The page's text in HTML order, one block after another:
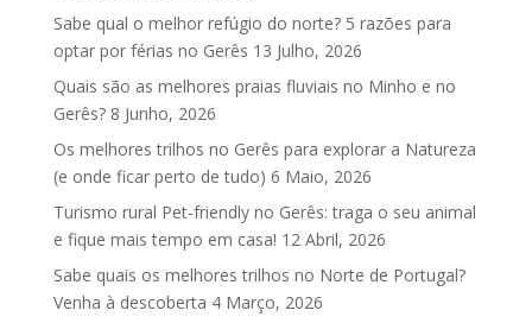
Sabe qual o melhor refúgio do norte? 5 razões para
optar por férias no Gerês 13 Julho, 2026
Quais são as melhores praias fluviais no Minho e no
Gerês? 8 Junho, 2026
Os melhores trilhos no Gerês para explorar a Natureza
(e onde ficar perto de tudo) 6 Maio, 2026
Turismo rural Pet-friendly no Gerês: traga o seu animal
e fique mais tempo em casa! 12 Abril, 2026
Sabe quais os melhores trilhos no Norte de Portugal?
Venha à descoberta 4 Março, 2026